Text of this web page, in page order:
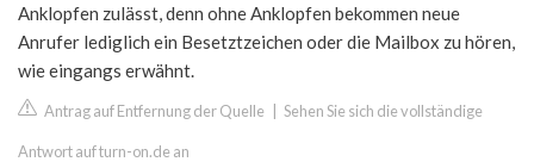
Anklopfen zulässt, denn ohne Anklopfen bekommen neue
Anrufer lediglich ein Besetztzeichen oder die Mailbox zu hören,
wie eingangs erwähnt.
Antrag auf Entfernung der Quelle Sehen Sie sich die vollständige
Antwort auf turn-on.de an